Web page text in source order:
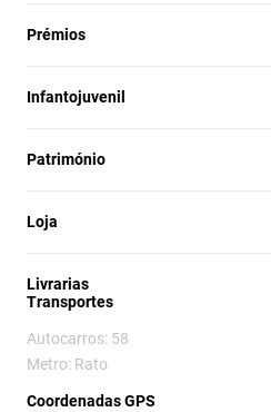
Prémios
Infantojuvenil
Património
Loja
Livrarias
Transportes
Autocarros: 58
Metro: Rato
Coordenadas GPS